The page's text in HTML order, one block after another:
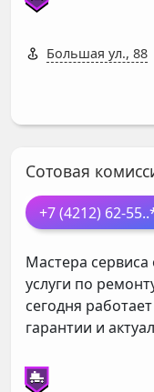
Большая ул., 88
Сотовая
+7 (4212) 62-55
Мастера
услуги по
сегодня
гарантии и